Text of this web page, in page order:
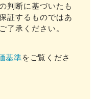
判断に基づいたも
証するものではあ
了承ください。
基準をご覧くださ